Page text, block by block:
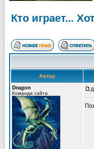
Кто играет...
Автор
Dragon
Команда сайта